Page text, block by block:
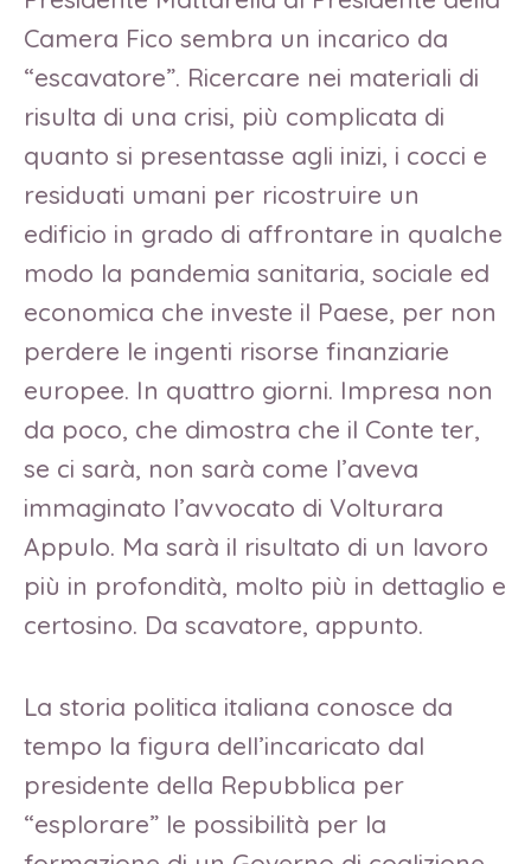
Camera Fico sembra un incarico da
“escavatore”. Ricercare nei materiali di
risulta di una crisi, più complicata di
quanto si presentasse agli inizi, i cocci e
residuati umani per ricostruire un
edificio in grado di affrontare in qualche
modo la pandemia sanitaria, sociale ed
economica che investe il Paese, per non
perdere le ingenti risorse finanziarie
europee. In quattro giorni. Impresa non
da poco, che dimostra che il Conte ter,
se ci sarà, non sarà come l’aveva
immaginato l’avvocato di Volturara
Appulo. Ma sarà il risultato di un lavoro
più in profondità, molto più in dettaglio e
certosino. Da scavatore, appunto.
La storia politica italiana conosce da
tempo la figura dell’incaricato dal
presidente della Repubblica per
“esplorare” le possibilità per la